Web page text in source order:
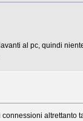
al pc, quindi
altrettanto